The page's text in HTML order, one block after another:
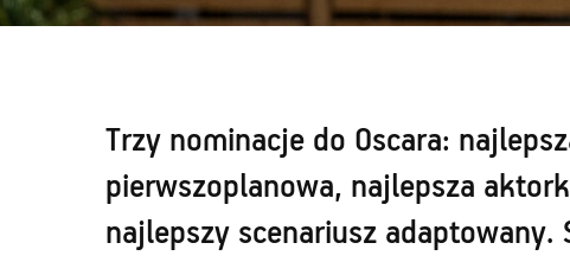
Trzy nominacje do Oscara:
pierwszoplanowa, najlepsza
najlepszy scenariusz